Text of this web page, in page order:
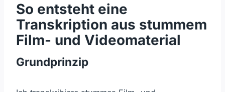
So entsteht eine
Transkription aus stummem
Film- und Videomaterial
Grundprinzip